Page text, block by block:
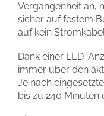
Vergangenheit an,
sicher auf festem
auf kein
Dank einer LED-
immer über den
Je nach
bis zu 240